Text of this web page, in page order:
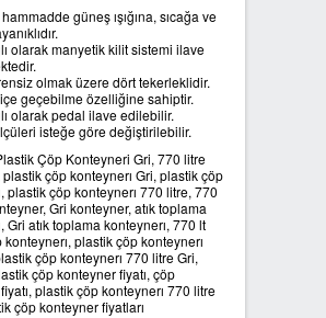
güneş ışığına, sıcağa ve
olarak manyetik kilit sistemi ilave
olmak üzere dört tekerleklidir.
geçebilme özelliğine sahiptir.
olarak pedal ilave edilebilir.
isteğe göre değiştirilebilir.
Çöp Konteyneri Gri, 770 litre
çöp konteynerı Gri, plastik çöp
plastik çöp konteynerı 770 litre, 770
Gri konteyner, atık toplama
Gri atık toplama konteynerı, 770 lt
plastik çöp konteynerı
çöp konteynerı 770 litre Gri,
çöp konteyner fiyatı, çöp
plastik çöp konteynerı 770 litre
çöp konteyner fiyatları